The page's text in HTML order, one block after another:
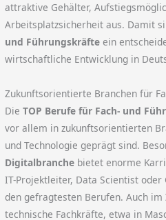
attraktive Gehälter,
Arbeitsplatzsicherheit aus. Damit
und Führungskräfte ein
wirtschaftliche Entwicklung in
Zukunftsorientierte Branchen für
DieTOP Berufe für Fach- und
vor allem in zukunftsorientierten
und Technologie geprägt sind.
Digitalbranche bietet enorme
IT-Projektleiter, Data Scientist
den gefragtesten Berufen. Auch im
technische Fachkräfte, etwa in